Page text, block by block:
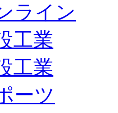
ライン
工業
工業
ーツ